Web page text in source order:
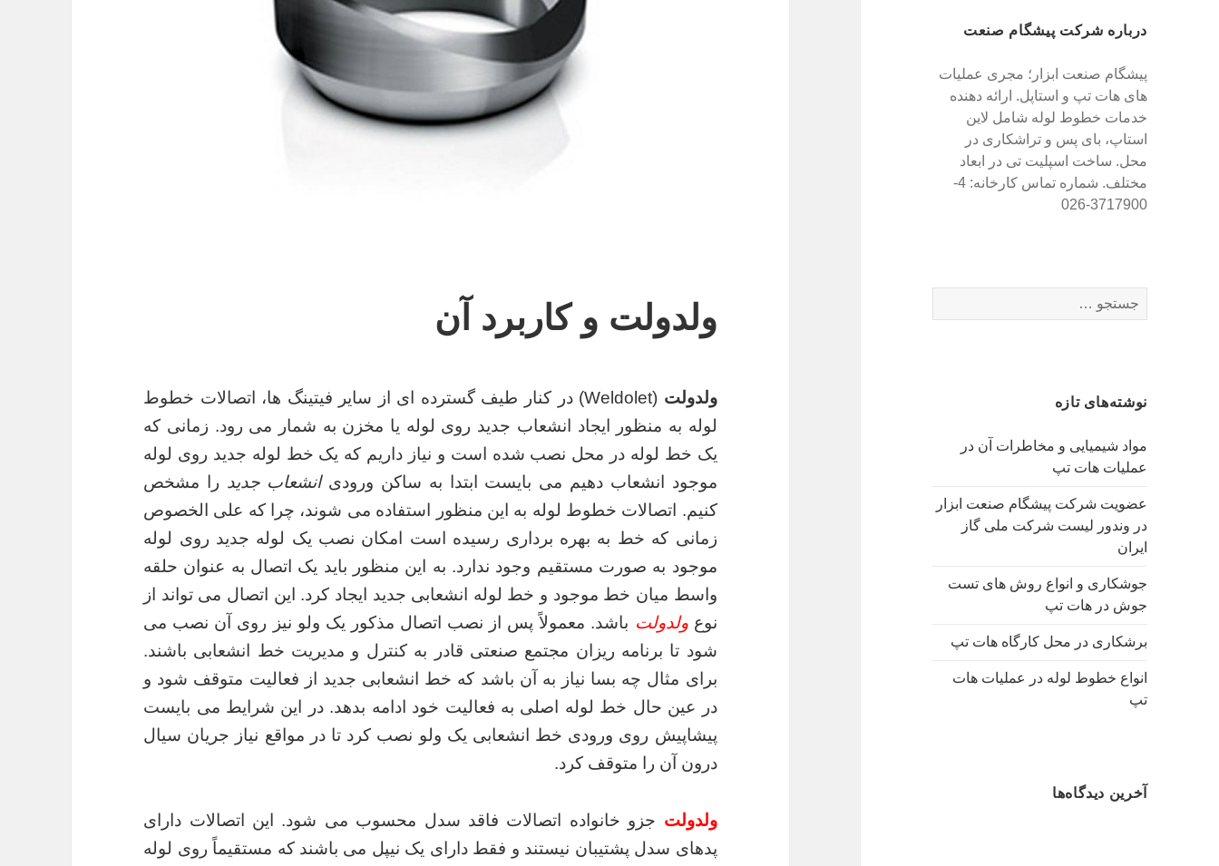
درباره شرکت پیشگام صنعت
پیشگام صنعت ابزار؛ مجری عملیات
های هات تپ و استاپل. ارائه دهنده
خدمات خطوط لوله شامل لاین
استاپ، بای پس و تراشکاری در
محل. ساخت اسپلیت تی در ابعاد
مختلف. شماره تماس کارخانه: 4-
3717900-026
س
ب
ا
ی
نوشته‌های تازه
مواد شیمیایی و مخاطرات آن در
عملیات هات تپ
عضویت شرکت پیشگام صنعت ابزار
در وندور لیست شرکت ملی گاز
ایران
جوشکاری و انواع روش های تست
جوش در هات تپ
برشکاری در محل کارگاه هات تپ
انواع خطوط لوله در عملیات هات
تپ
آخرین دیدگاه‌ها
ولدولت و کاربرد آن
ولدولت
(Weldolet) در کنار طیف گسترده ای از سایر فیتینگ ها، اتصالات خطوط
لوله به منظور ایجاد انشعاب جدید روی لوله یا مخزن به شمار می رود. زمانی که
یک خط لوله در محل نصب شده است و نیاز داریم که یک خط لوله جدید روی لوله
موجود انشعاب دهیم می بایست ابتدا به ساکن ورودیانشعاب جدید را مشخص
کنیم. اتصالات خطوط لوله به این منظور استفاده می شوند، چرا که علی الخصوص
زمانی که خط به بهره برداری رسیده است امکان نصب یک لوله جدید روی لوله
موجود به صورت مستقیم وجود ندارد. به این منظور باید یک اتصال به عنوان حلقه
واسط میان خط موجود و خط لوله انشعابی جدید ایجاد کرد. این اتصال می تواند از
نوعولدولت باشد. معمولاً پس از نصب اتصال مذکور یک ولو نیز روی آن نصب می
شود تا برنامه ریزان مجتمع صنعتی قادر به کنترل و مدیریت خط انشعابی باشند.
برای مثال چه بسا نیاز به آن باشد که خط انشعابی جدید از فعالیت متوقف شود و
در عین حال خط لوله اصلی به فعالیت خود ادامه بدهد. در این شرایط می بایست
پیشاپیش روی ورودی خط انشعابی یک ولو نصب کرد تا در مواقع نیاز جریان سیال
درون آن را متوقف کرد.
ولدولت جزو خانواده اتصالات فاقد سدل محسوب می شود. این اتصالات دارای
پدهای سدل پشتیبان نیستند و فقط دارای یک نیپل می باشند که مستقیماً روی لوله